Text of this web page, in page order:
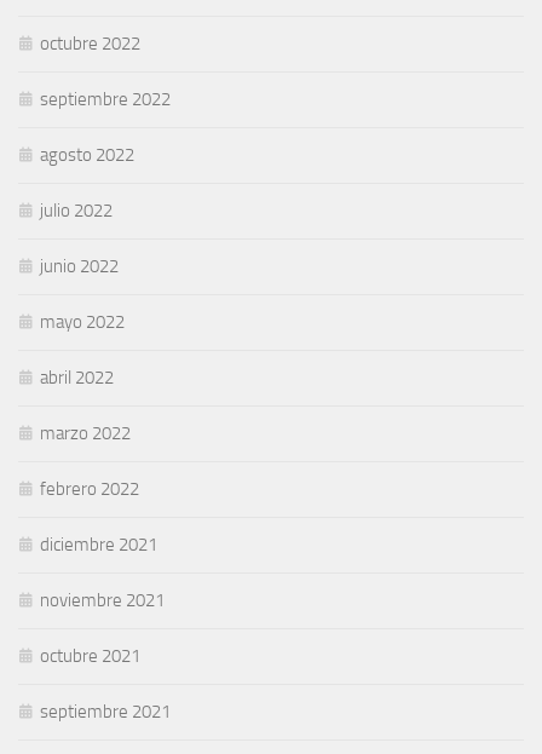
octubre 2022
septiembre 2022
agosto 2022
julio 2022
junio 2022
mayo 2022
abril 2022
marzo 2022
febrero 2022
diciembre 2021
noviembre 2021
octubre 2021
septiembre 2021